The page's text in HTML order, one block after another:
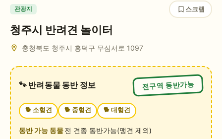
관광지 스크랩
청주시 반려견 놀이터
충청북도 청주시 흥덕구 무심서로 1097
🐾 반려동물 동반 정보 전구역 동반가능
🐕 소형견 🐕 중형견 🐕 대형견
동반 가능 동물전 견종 동반가능(맹견 제외)